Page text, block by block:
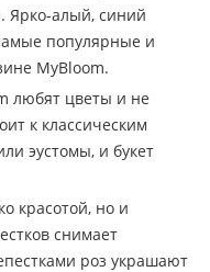
Ярко-алый, синий
популярные и
MyBloom.
любят цветы и не
к классическим
эустомы, и букет
красотой, но и
снимает
роз украшают